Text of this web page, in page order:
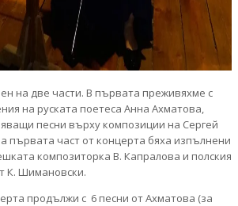
на две части. В първата преживяхме с
на руската поетеса Анна Ахматова,
песни върху композиции на Сергей
първата част от концерта бяха изпълнени
композиторка В. Капралова и полския
К. Шимановски.
продължи с 6 песни от Ахматова (за